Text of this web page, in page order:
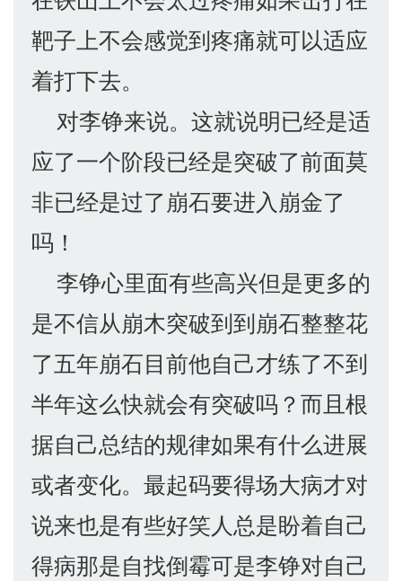
靶子上不会感觉到疼痛就可以适应
着打下去。
对李铮来说。这就说明已经是适
应了一个阶段已经是突破了前面莫
非已经是过了崩石要进入崩金了
吗！
李铮心里面有些高兴但是更多的
是不信从崩木突破到到崩石整整花
了五年崩石目前他自己才练了不到
半年这么快就会有突破吗？而且根
据自己总结的规律如果有什么进展
或者变化。最起码要得场大病才对
说来也是有些好笑人总是盼着自己
得病那是自找倒霉可是李铮对自己